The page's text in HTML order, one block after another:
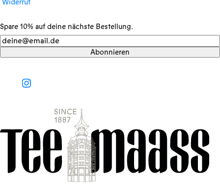
Spare 10% auf deine nächste Bestellung.
Newsletter
Abonnieren